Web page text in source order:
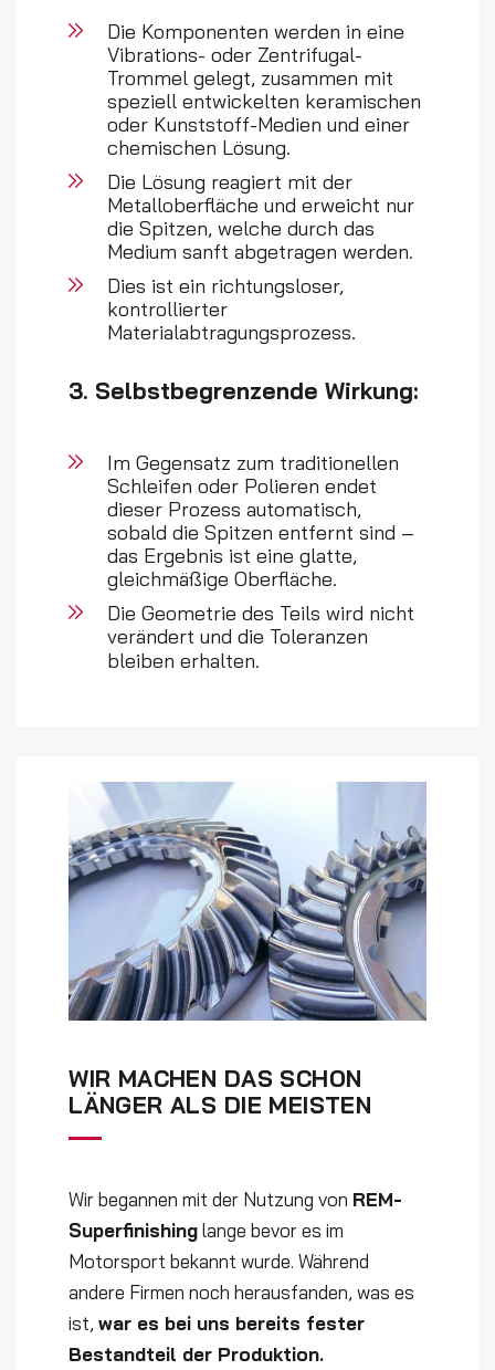
Die Komponenten werden in eine
Vibrations- oder Zentrifugal-
Trommel gelegt, zusammen mit
speziell entwickelten keramischen
oder Kunststoff-Medien und einer
chemischen Lösung.
Die Lösung reagiert mit der
Metalloberfläche und erweicht nur
die Spitzen, welche durch das
Medium sanft abgetragen werden.
Dies ist ein richtungsloser,
kontrollierter
Materialabtragungsprozess.
3. Selbstbegrenzende Wirkung:
Im Gegensatz zum traditionellen
Schleifen oder Polieren endet
dieser Prozess automatisch,
sobald die Spitzen entfernt sind –
das Ergebnis ist eine glatte,
gleichmäßige Oberfläche.
Die Geometrie des Teils wird nicht
verändert und die Toleranzen
bleiben erhalten.
WIR MACHEN DAS SCHON
LÄNGER ALS DIE MEISTEN
Wir begannen mit der Nutzung von REM-
Superfinishinglange bevor es im
Motorsport bekannt wurde. Während
andere Firmen noch herausfanden, was es
ist,war es bei uns bereits fester
Bestandteil der Produktion.